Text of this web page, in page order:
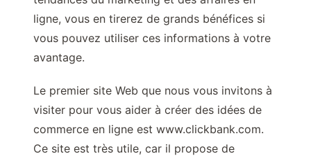
ligne, vous en tirerez de grands bénéfices si
vous pouvez utiliser ces informations à votre
avantage.
Le premier site Web que nous vous invitons à
visiter pour vous aider à créer des idées de
commerce en ligne est www.clickbank.com.
Ce site est très utile, car il propose de